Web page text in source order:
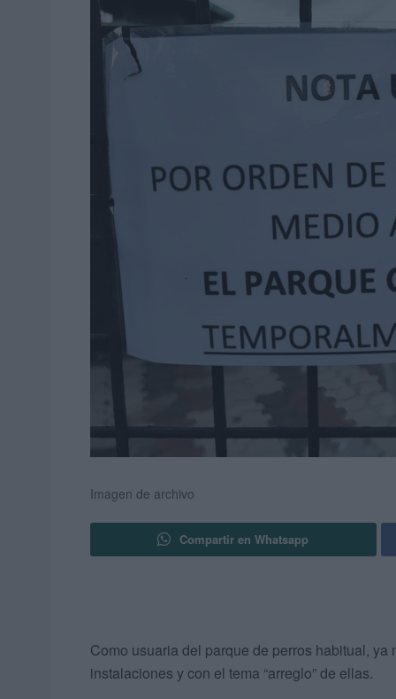
Imagen de archivo
Compartir en Whatsapp
Como usuaria del parque de perros habitual,
instalaciones y con el tema “arreglo” de ellas.